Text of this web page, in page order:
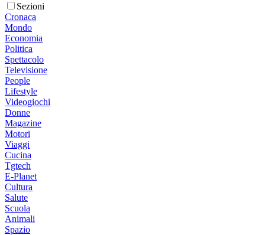
Sezioni
Cronaca
Mondo
Economia
Politica
Spettacolo
Televisione
People
Lifestyle
Videogiochi
Donne
Magazine
Motori
Viaggi
Cucina
Tgtech
E-Planet
Cultura
Salute
Scuola
Animali
Spazio